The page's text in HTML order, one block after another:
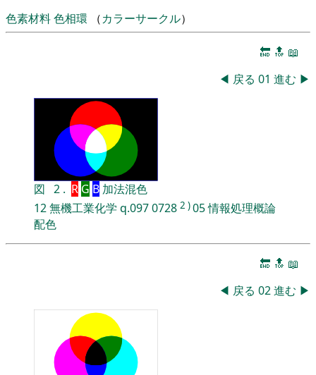
色素材料色相環 （カラーサークル）
🔚 🔝 📖
◀ 戻る 01 進む ▶
図 2 . R G B加法混色
12無機工業化学 q.0970728 2 )05情報処理概論
配色
🔚 🔝 📖
◀ 戻る 02進む ▶